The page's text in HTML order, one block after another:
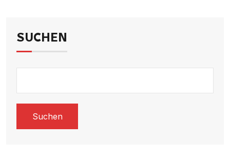
SUCHEN
Suchen